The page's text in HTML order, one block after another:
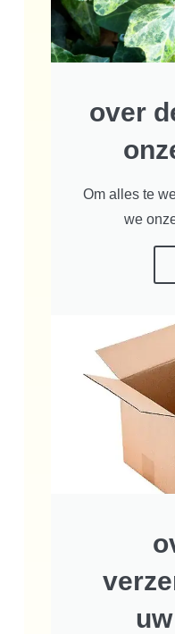
over
Om alles te
we